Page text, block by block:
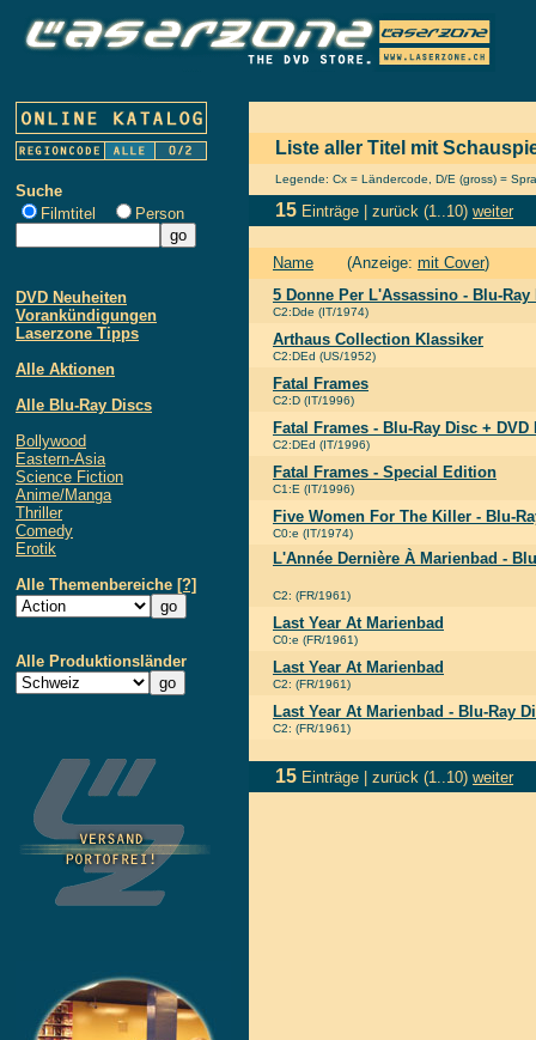
Suche
Filmtitel
Person
DVD Neuheiten
Vorankündigungen
Laserzone Tipps
Alle Aktionen
Alle Blu-Ray Discs
Bollywood
Eastern-Asia
Science Fiction
Anime/Manga
Thriller
Comedy
Erotik
Alle Themenbereiche [?]
Alle Produktionsländer
Liste aller Titel mit
Legende: Cx = Ländercode, D/E (gross) =
15 Einträge | zurück (1..10) weiter
Name (Anzeige: mit Cover)
5 Donne Per L'Assassino - Blu-
C2:Dde (IT/1974)
Arthaus Collection Klassiker
C2:DEd (US/1952)
Fatal Frames
C2:D (IT/1996)
Fatal Frames - Blu-Ray Disc + DVD
C2:DEd (IT/1996)
Fatal Frames - Special Edition
C1:E (IT/1996)
Five Women For The Killer - Blu-
C0:e (IT/1974)
L'Année Dernière À Marienbad -
C2: (FR/1961)
Last Year At Marienbad
C0:e (FR/1961)
Last Year At Marienbad
C2: (FR/1961)
Last Year At Marienbad - Blu-Ray
C2: (FR/1961)
15 Einträge | zurück (1..10) weiter